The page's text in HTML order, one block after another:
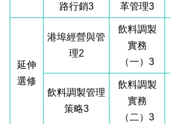
路行銷3
革管理3
延伸
選修
港埠經營與管
理2
飲料調製
實務
（一）3
飲料調製管理
策略3
飲料調製
實務
（二）3